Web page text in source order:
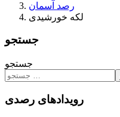
رصد آسمان
لکه خورشیدی
جستجو
جستجو
رویدادهای رصدی